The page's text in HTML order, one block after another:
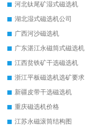
河北钛尾矿湿式磁选机
湖北湿式磁选机公司
广西河沙磁选机
广东湛江永磁筒式磁选机
江西贫铁矿干选磁选机
浙江平板磁选机选矿要求
新疆皮带干选磁选机
重庆磁选机价格
江苏永磁滚筒结构图